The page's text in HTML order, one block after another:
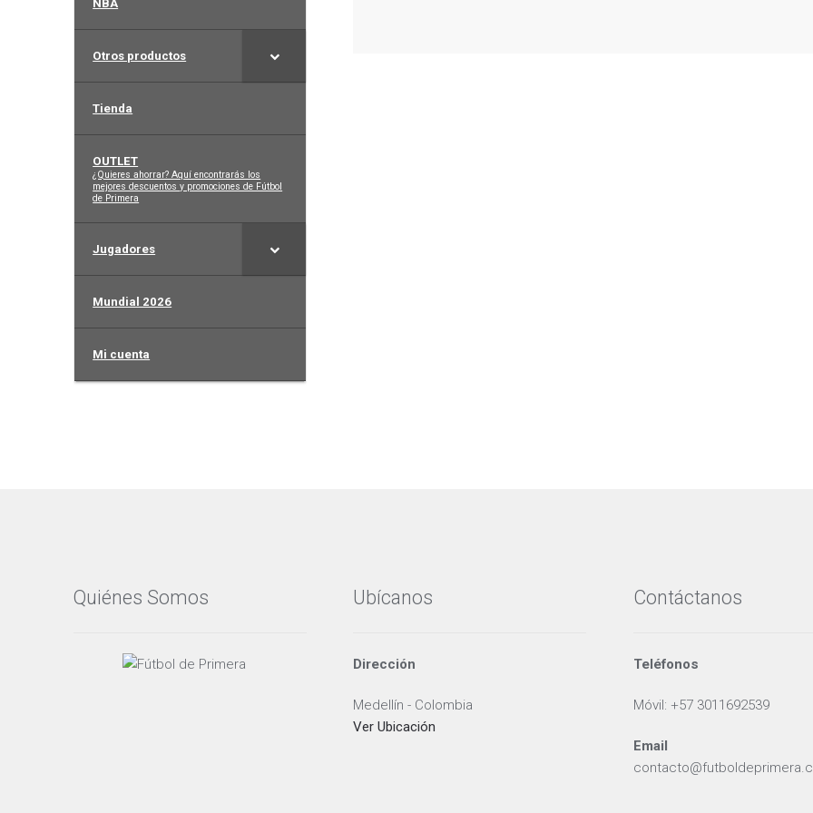
NBA
Otros productos
Tienda
OUTLET
–
¿Quieres ahorrar? Aquí encontrarás los
mejores descuentos y promociones de Fútbol
de Primera
Jugadores
Mundial 2026
Mi cuenta
Quiénes Somos Ubícanos
Dirección
Medellín - Colombia
Ver Ubicación
Contáctanos
Teléfonos
Móvil: +57 3011692539
Email